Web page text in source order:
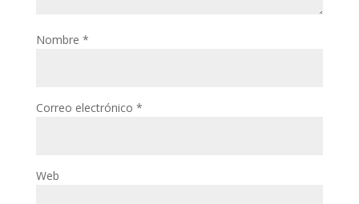
Nombre *
Correo electrónico *
Web